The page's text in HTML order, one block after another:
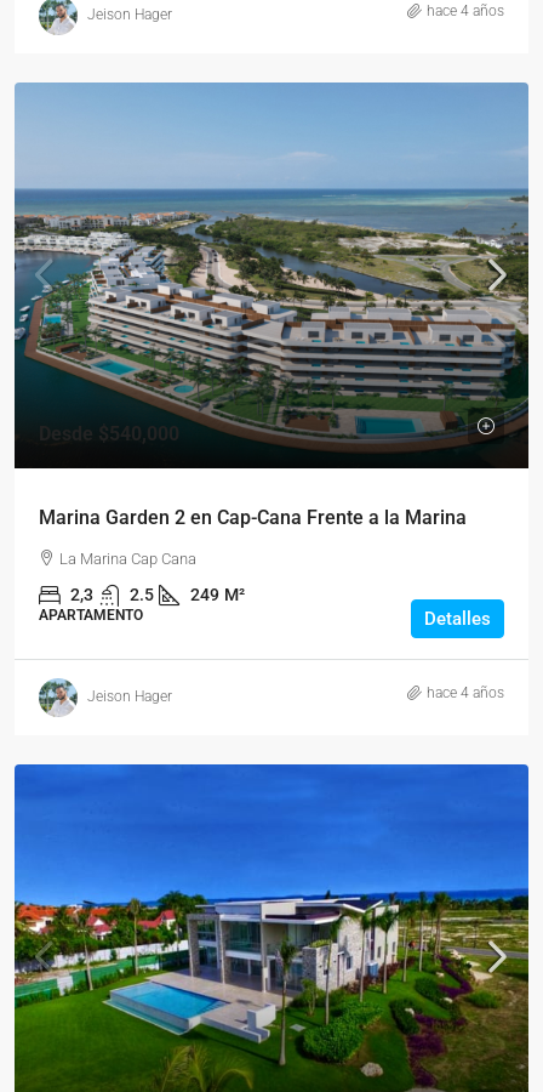
Jeison Hager hace 4 años
Desde $540,000
Marina Garden 2 en Cap-Cana Frente a la Marina
La Marina Cap Cana
2,3 2.5 249 M²
APARTAMENTO Detalles
Jeison Hager hace 4 años